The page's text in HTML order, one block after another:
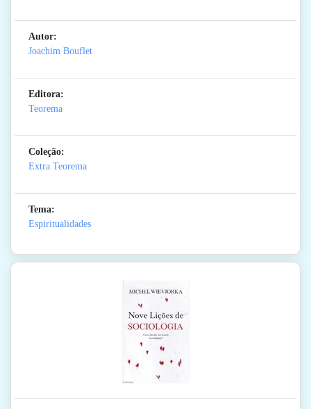
Autor:
Joachim Bouflet
Editora:
Teorema
Coleção:
Extra Teorema
Tema:
Espiritualidades